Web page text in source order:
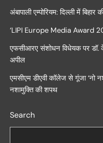
अंबापाली एम्पोरियम: दिल्ली में
‘LIPI Europe Media Award
एफसीआरए संशोधन विधेयक पर डॉ.
अपील
एमसीएम डीएवी कॉलेज से गूंजा ‘नो
नशामुक्ति की शपथ
Search